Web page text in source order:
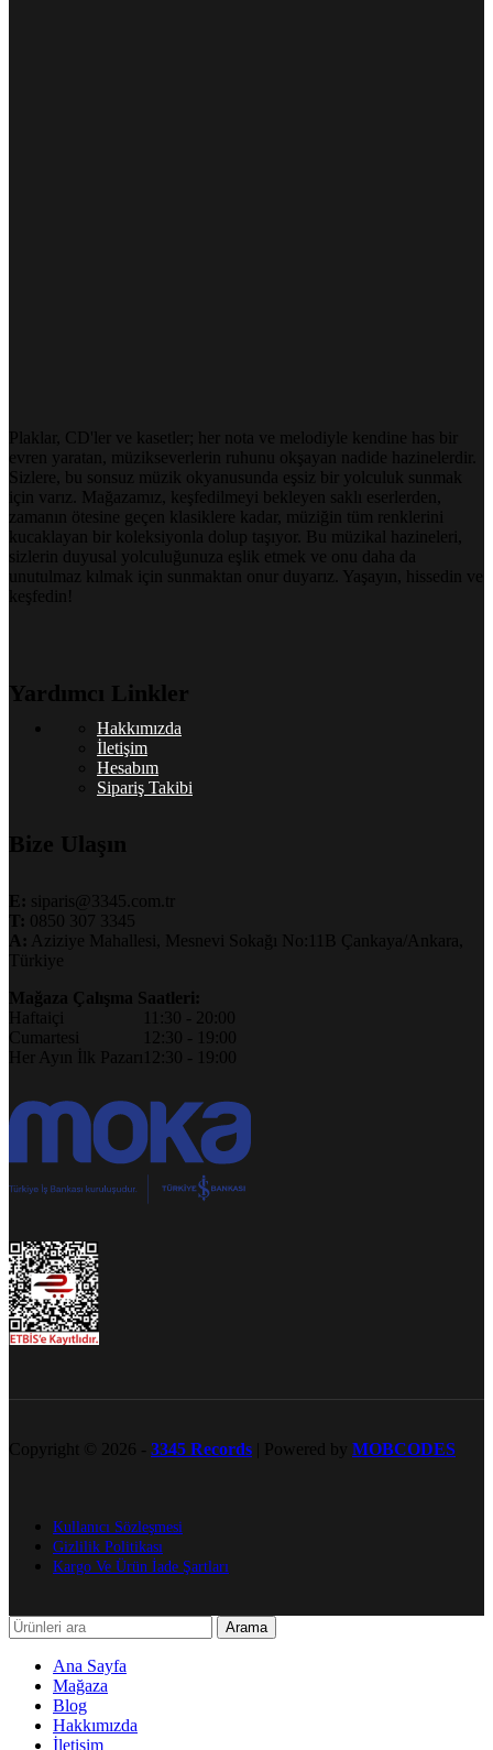
Plaklar, CD'ler ve kasetler; her nota ve melodiyle kendine has bir
evren yaratan, müzikseverlerin ruhunu okşayan nadide hazinelerdir.
Sizlere, bu sonsuz müzik okyanusunda eşsiz bir yolculuk sunmak
için varız. Mağazamız, keşfedilmeyi bekleyen saklı eserlerden,
zamanın ötesine geçen klasiklere kadar, müziğin tüm renklerini
kucaklayan bir koleksiyonla dolup taşıyor. Bu müzikal hazineleri,
sizlerin duyusal yolculuğunuza eşlik etmek ve onu daha da
unutulmaz kılmak için sunmaktan onur duyarız. Yaşayın, hissedin ve
keşfedin!
Yardımcı Linkler
Hakkımızda
İletişim
Hesabım
Sipariş Takibi
Bize Ulaşın
E: siparis@3345.com.tr
T: 0850 307 3345
A: Aziziye Mahallesi, Mesnevi Sokağı No:11B Çankaya/Ankara,
Türkiye
Mağaza Çalışma Saatleri:
Haftaiçi
Cumartesi
Her Ayın İlk Pazarı
11:30 - 20:00
12:30 - 19:00
12:30 - 19:00
Copyright © 2026 - 3345 Records | Powered by MOBCODES
Kullanıcı Sözleşmesi
Gizlilik Politikası
Kargo Ve Ürün İade Şartları
Arama
Ana Sayfa
Mağaza
Blog
Hakkımızda
İletişim